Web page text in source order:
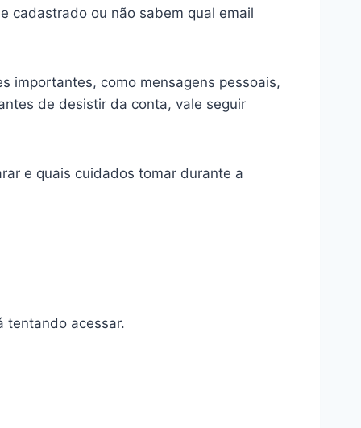
cadastrado ou não sabem qual email
importantes, como mensagens pessoais,
de desistir da conta, vale seguir
e quais cuidados tomar durante a
tentando acessar.